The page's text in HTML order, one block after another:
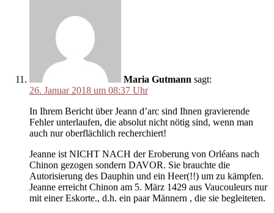
Maria Gutmann sagt:
26. Januar 2018 um 08:37 Uhr
In Ihrem Bericht über Jeann d’arc sind Ihnen gravierende
Fehler unterlaufen, die absolut nicht nötig sind, wenn man
auch nur oberflächlich recherchiert!
Jeanne ist NICHT NACH der Eroberung von Orléans nach
Chinon gezogen sondern DAVOR. Sie brauchte die
Autorisierung des Dauphin und ein Heer(!!) um zu kämpfen.
Jeanne erreicht Chinon am 5. März 1429 aus Vaucouleurs nur
mit einer Eskorte., d.h. ein paar Männern , die sie begleiteten.